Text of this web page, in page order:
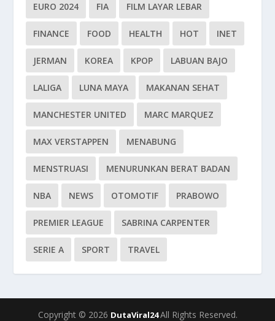
EURO 2024 FIA FILM LAYAR LEBAR
FINANCE FOOD HEALTH HOT INET
JERMAN KOREA KPOP LABUAN BAJO
LALIGA LUNA MAYA MAKANAN SEHAT
MANCHESTER UNITED MARC MARQUEZ
MAX VERSTAPPEN MENABUNG
MENSTRUASI MENURUNKAN BERAT BADAN
NBA NEWS OTOMOTIF PRABOWO
PREMIER LEAGUE SABRINA CARPENTER
SERIE A SPORT TRAVEL
Copyright © 2026 DutaViral24All Rights Reserved.